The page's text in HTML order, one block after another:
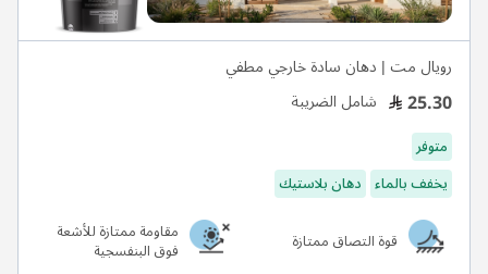
رويال مت | دهان سادة خارجي مطفي
25.30 شامل الضريبة
متوفر
يخفف بالماء دهان بلاستيك
قوة التصاق ممتازة
مقاومة ممتازة للأشعة
فوق البنفسجية